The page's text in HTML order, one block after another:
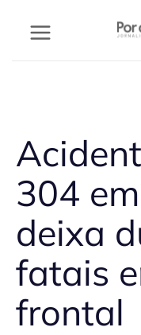
304
deixa
fatais
frontal